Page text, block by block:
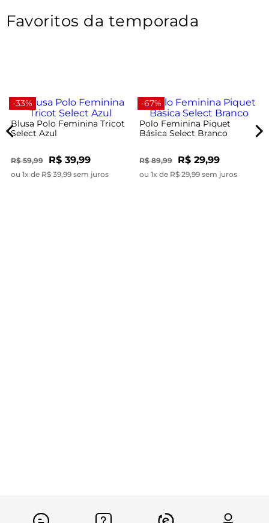
Favoritos da temporada
-33%
Blusa Polo Feminina Tricot
Select Azul
R$ 59,99 R$ 39,99
ou 1x de R$ 39,99 sem juros
-67%
Polo Feminina Piquet
Básica Select Branco
R$ 89,99 R$ 29,99
ou 1x de R$ 29,99 sem juros